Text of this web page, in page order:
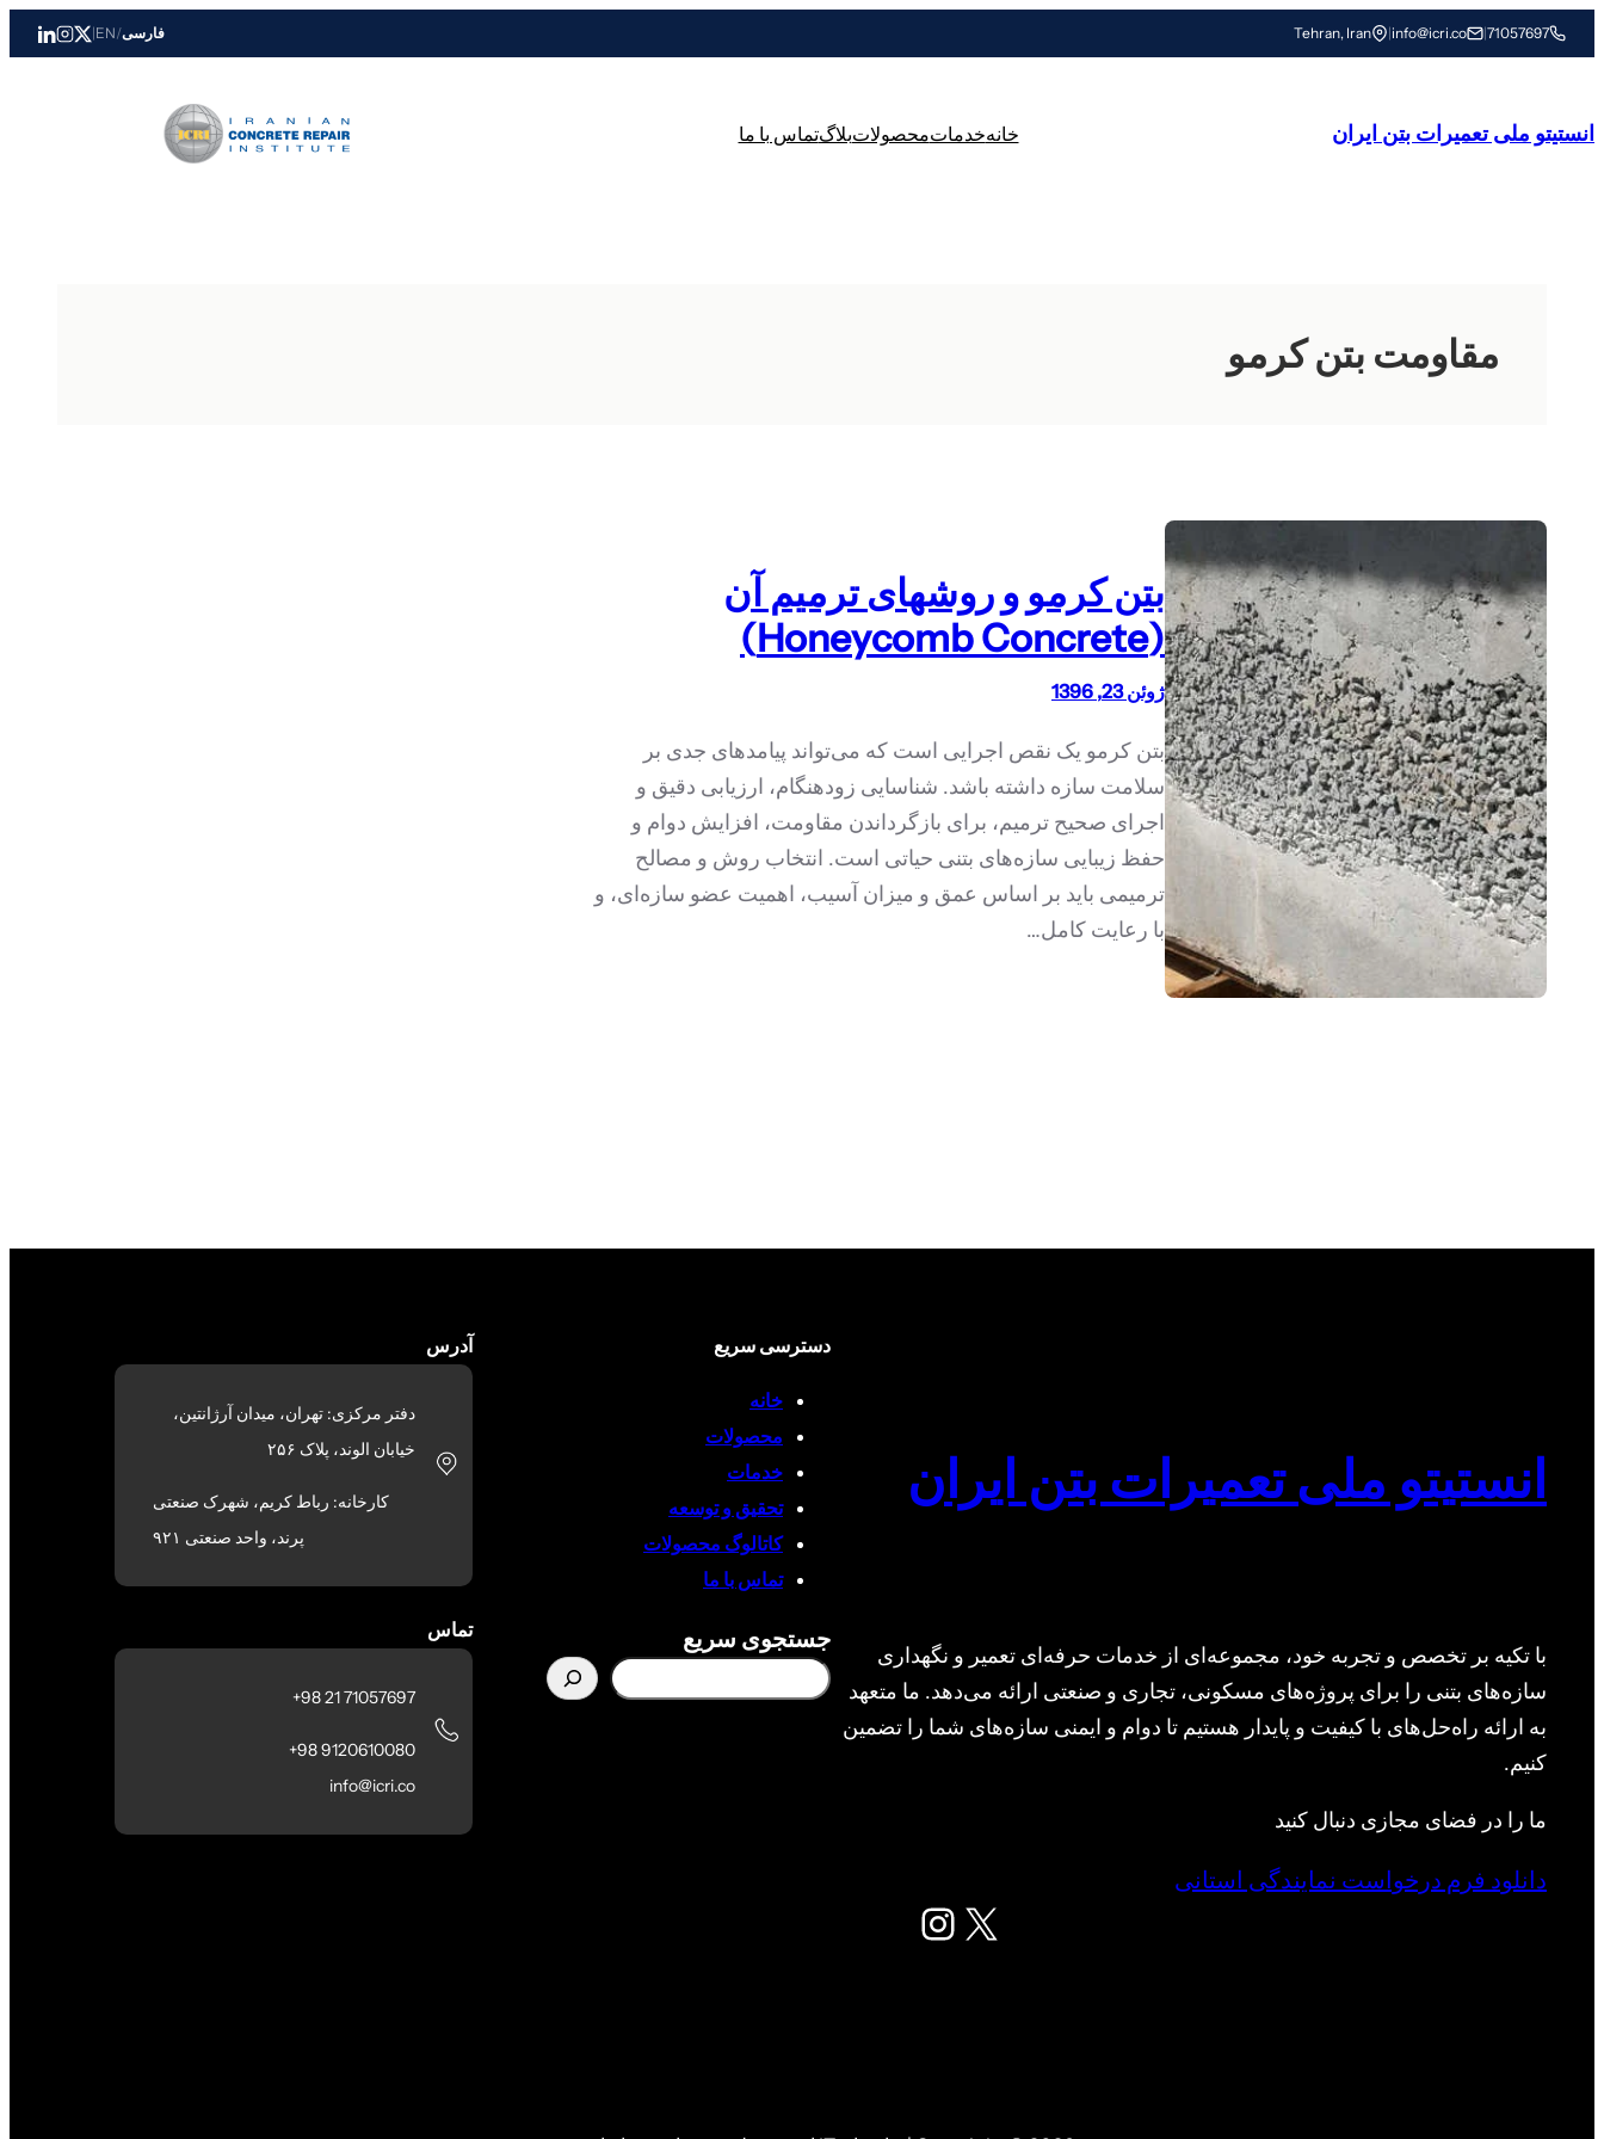
رفتن
به
71057697
|
info@icri.co
|
Tehran, Iran فارسی/
EN
|
انستیتو ملی تعمیرات بتن ایران خانهخدماتمحصولاتبلاگتماس با ما
مقاومت بتن کرمو
بتن کرمو و روشهای ترمیم آن
(Honeycomb Concrete)
ژوئن 23, 1396
بتن کرمو یک نقص اجرایی است که می‌تواند پیامدهای جدی بر
سلامت سازه داشته باشد. شناسایی زودهنگام، ارزیابی دقیق و
اجرای صحیح ترمیم، برای بازگرداندن مقاومت، افزایش دوام و
حفظ زیبایی سازه‌های بتنی حیاتی است. انتخاب روش و مصالح
ترمیمی باید بر اساس عمق و میزان آسیب، اهمیت عضو سازه‌ای، و
با رعایت کامل…
انستیتو ملی تعمیرات بتن ایران
با تکیه بر تخصص و تجربه خود، مجموعه‌ای از خدمات حرفه‌ای تعمیر و نگهداری
سازه‌های بتنی را برای پروژه‌های مسکونی، تجاری و صنعتی ارائه می‌دهد. ما متعهد
به ارائه راه‌حل‌های با کیفیت و پایدار هستیم تا دوام و ایمنی سازه‌های شما را تضمین
کنیم.
ما را در فضای مجازی دنبال کنید
X اینستاگرم
دانلود فرم درخواست نمایندگی استانی
دسترسی سریع
خانه
محصولات
خدمات
تحقیق و توسعه
کاتالوگ محصولات
تماس با ما
جستجوی سریع
آدرس
دفتر مرکزی: تهران، میدان آرژانتین،
خیابان الوند، پلاک ۲۵۶
کارخانه: رباط کریم، شهرک صنعتی
پرند، واحد صنعتی ۹۲۱
تماس
71057697 21 98+
9120610080 98+
info@icri.co